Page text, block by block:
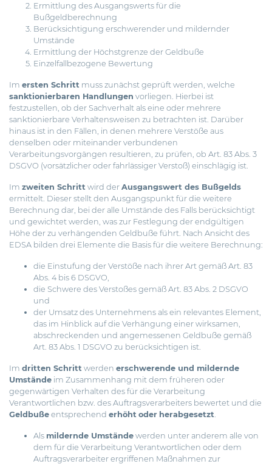
Ermittlung des Ausgangswerts für die
Bußgeldberechnung
Berücksichtigung erschwerender und mildernder
Umstände
Ermittlung der Höchstgrenze der Geldbuße
Einzelfallbezogene Bewertung
Im ersten Schritt muss zunächst geprüft werden, welche
sanktionierbaren Handlungen vorliegen. Hierbei ist
festzustellen, ob der Sachverhalt als eine oder mehrere
sanktionierbare Verhaltensweisen zu betrachten ist. Darüber
hinaus ist in den Fällen, in denen mehrere Verstöße aus
denselben oder miteinander verbundenen
Verarbeitungsvorgängen resultieren, zu prüfen, ob Art. 83 Abs. 3
DSGVO (vorsätzlicher oder fahrlässiger Verstoß) einschlägig ist.
Im zweiten Schritt wird der Ausgangswert des Bußgelds
ermittelt. Dieser stellt den Ausgangspunkt für die weitere
Berechnung dar, bei der alle Umstände des Falls berücksichtigt
und gewichtet werden, was zur Festlegung der endgültigen
Höhe der zu verhängenden Geldbuße führt. Nach Ansicht des
EDSA bilden drei Elemente die Basis für die weitere Berechnung:
die Einstufung der Verstöße nach ihrer Art gemäß Art. 83
Abs. 4 bis 6 DSGVO,
die Schwere des Verstoßes gemäß Art. 83 Abs. 2 DSGVO
und
der Umsatz des Unternehmens als ein relevantes Element,
das im Hinblick auf die Verhängung einer wirksamen,
abschreckenden und angemessenen Geldbuße gemäß
Art. 83 Abs. 1 DSGVO zu berücksichtigen ist.
Im dritten Schritt werden erschwerende und mildernde
Umstände im Zusammenhang mit dem früheren oder
gegenwärtigen Verhalten des für die Verarbeitung
Verantwortlichen bzw. des Auftragsverarbeiters bewertet und die
Geldbuße entsprechend erhöht oder herabgesetzt
Als mildernde Umstände werden unter anderem alle von
dem für die Verarbeitung Verantwortlichen oder dem
Auftragsverarbeiter ergriffenen Maßnahmen zur